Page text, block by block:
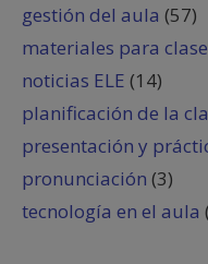
gestión del aula (57)
materiales para clase
noticias ELE (14)
planificación de la
presentación y
pronunciación (3)
tecnología en el aula